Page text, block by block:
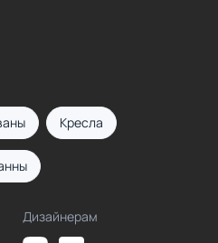
Кресла
Дизайнерам